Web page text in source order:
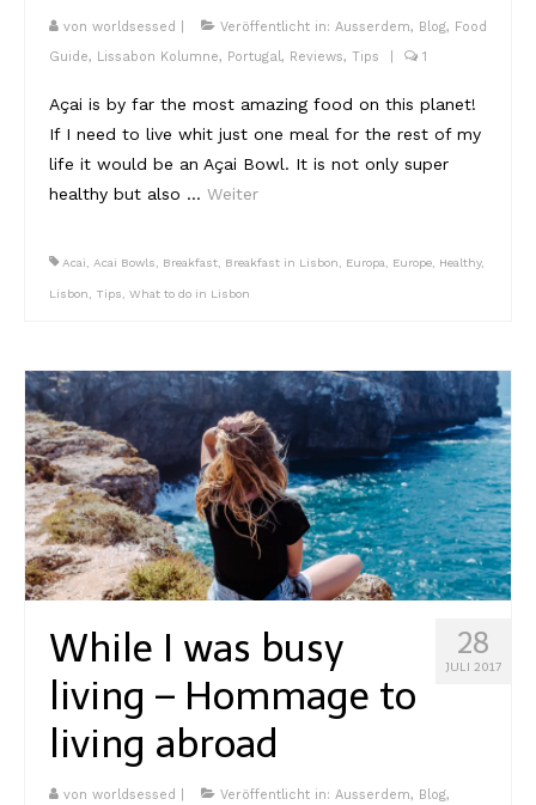
von worldsessed Veröffentlicht in: Ausserdem, Blog, Food
Guide, Lissabon Kolumne, Portugal, Reviews, Tips 1
Açai is by far the most amazing food on this planet!
If I need to live whit just one meal for the rest of my
life it would be an Açai Bowl. It is not only super
healthy but also … Weiter
Acai Acai Bowls Breakfast Breakfast in Lisbon Europa Europe Healthy,
Lisbon Tips What to do in Lisbon
28
JULI 2017
While I was busy
living – Hommage to
living abroad
von worldsessed Veröffentlicht in: Ausserdem, Blog,